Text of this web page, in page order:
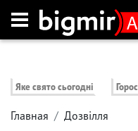
Яке свято сьогодні
Главная Дозвілля